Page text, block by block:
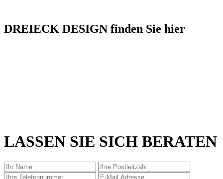
DREIECK DESIGN finden Sie hier
LASSEN SIE SICH BERATEN